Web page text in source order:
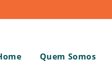
Quem Somos